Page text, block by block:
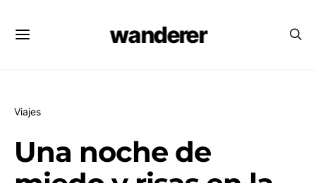
wanderer
Viajes
Una noche de